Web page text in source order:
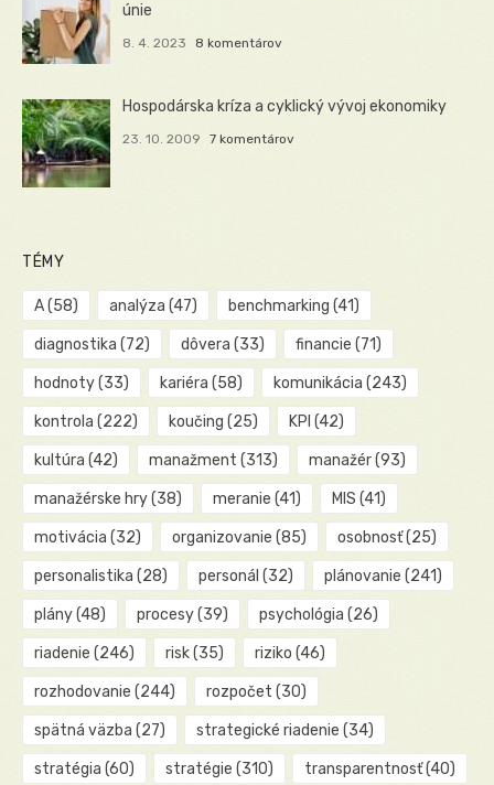
únie
8. 4. 2023 8 komentárov
Hospodárska kríza a cyklický vývoj ekonomiky
23. 10. 2009 7 komentárov
TÉMY
A(58) analýza (47) benchmarking (41)
diagnostika (72) dôvera (33) financie (71)
hodnoty(33) kariéra (58) komunikácia (243)
kontrola (222) koučing (25) KPI (42)
kultúra (42) manažment (313) manažér(93)
manažérske hry(38) meranie (41) MIS (41)
motivácia (32) organizovanie (85) osobnosť(25)
personalistika (28) personál (32) plánovanie (241)
plány(48) procesy(39) psychológia (26)
riadenie (246) risk(35) riziko (46)
rozhodovanie (244) rozpočet (30)
spätná väzba (27) strategické riadenie (34)
stratégia (60) stratégie (310) transparentnosť(40)